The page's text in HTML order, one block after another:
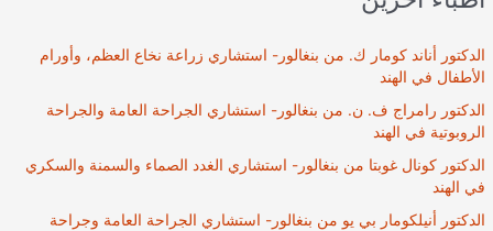
الدكتور أناند كومار ك. من بنغالور- استشاري زراعة نخاع العظم، وأورام
الأطفال في الهند
الدكتور رامراج ف. ن. من بنغالور- استشاري الجراحة العامة والجراحة
الروبوتية في الهند
الدكتور كونال غوبتا من بنغالور- استشاري الغدد الصماء والسمنة والسكري
في الهند
الدكتور أنيلكومار بي يو من بنغالور- استشاري الجراحة العامة وجراحة